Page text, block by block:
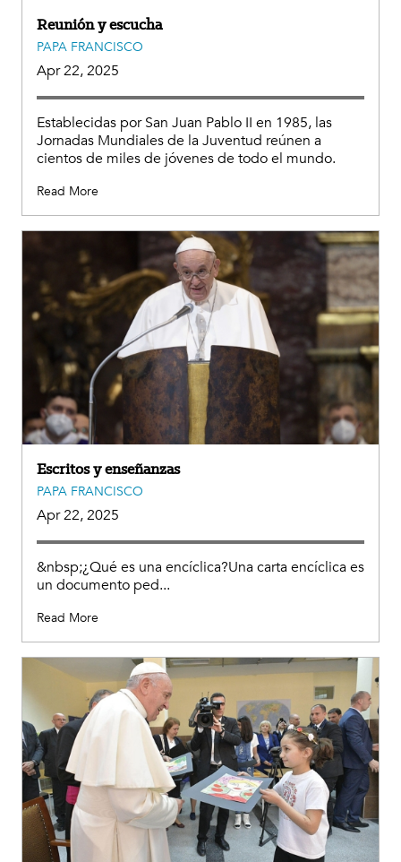
Reunión y escucha
PAPA FRANCISCO
Apr 22, 2025
Establecidas por San Juan Pablo II en 1985, las
Jornadas Mundiales de la Juventud reúnen a
cientos de miles de jóvenes de todo el mundo.
Read More
Escritos y enseñanzas
PAPA FRANCISCO
Apr 22, 2025
&nbsp;¿Qué es una encíclica?Una carta encíclica es
un documento ped...
Read More